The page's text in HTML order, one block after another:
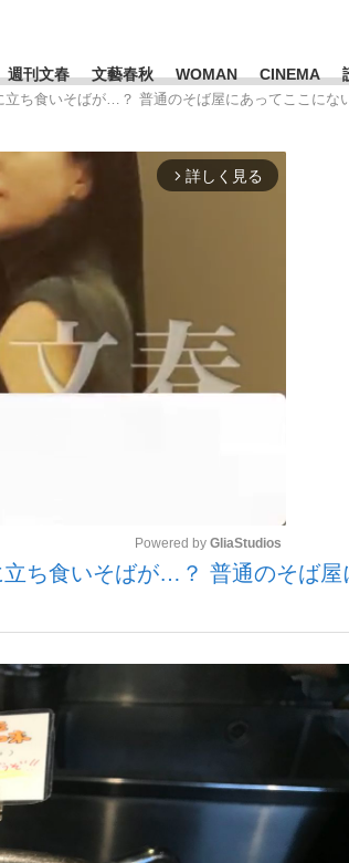
聞... 「クマが悪者扱いされてい
いまさら聞け
週刊文春 文藝春秋 WOMAN CINEMA
#森岡毅
ち食いそばが…？ 普通のそば屋にあってここにな
arrow_forward_ios 詳しく見る
Powered by GliaStudios
ち食いそばが…？ 普通のそば屋